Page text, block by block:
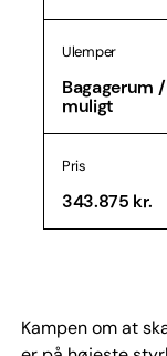
Ulemper
Bagagerum
muligt
Pris
343.875 kr.
Kampen om at